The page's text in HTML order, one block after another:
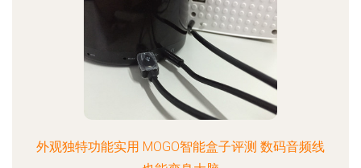
外观独特功能实用 MOGO智能盒子评测 数码音频线